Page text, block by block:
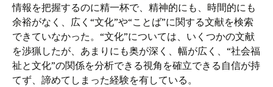
情報を把握するのに精一杯で、精神的にも、時間的にも
余裕がなく、広く“文化”や“ことば”に関する文献を検索
できていなかった。“文化”については、いくつかの文献
を渉猟したが、あまりにも奥が深く、幅が広く、“社会福
祉と文化”の関係を分析できる視角を確立できる自信が持
てず、諦めてしまった経験を有している。